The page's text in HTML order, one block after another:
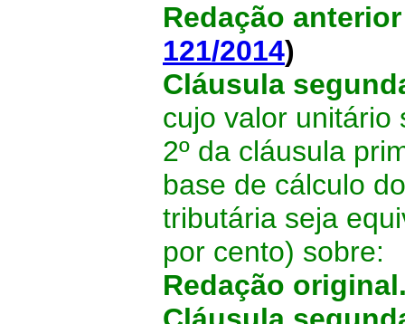
Redação
121/2014)
Cláusula
cujo valor unitário
2º da cláusula
base de cálculo
tributária seja
por cento) sobre:
Redação